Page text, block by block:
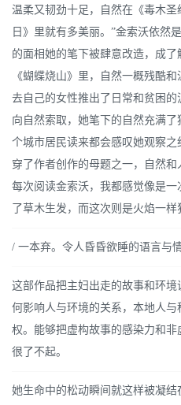
温柔又韧劲十足，自然在《毒木
日》里就有多美丽。”金索沃依然
的面相她的笔下被肆意改造，成
《蝴蝶烧山》里，自然一概残酷
去自己的女性推出了日常和贫困
向自然索取，她笔下的自然充满
个城市居民读来都会感叹她观察
穿了作者创作的母题之一，自然和
每次阅读金索沃，我都感觉像是
了草木生发，而这次则是火焰一
/ 一本弃。令人昏昏欲睡的语言与情
这部作品把主妇出走的故事和环
何影响人与环境的关系，本地人
权。能够把虚构故事的感染力和
很了不起。
她生命中的松动瞬间就这样被凝